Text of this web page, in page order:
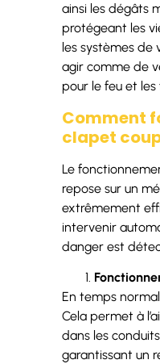
ainsi les dégâts
protégeant les
les systèmes
agir comme de
pour le feu et
Comment
clapet
Le
repose sur un
extrêmement
intervenir
danger est
En temps
Cela permet à
dans les
garantissant un